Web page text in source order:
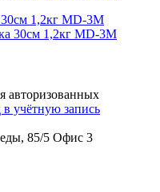
1,2кг MD-3M
авторизованных
в учётную запись
85/5 Офис 3